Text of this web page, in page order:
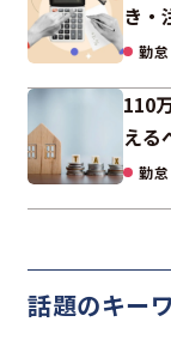
き・
勤
110
える
勤
話題のキー